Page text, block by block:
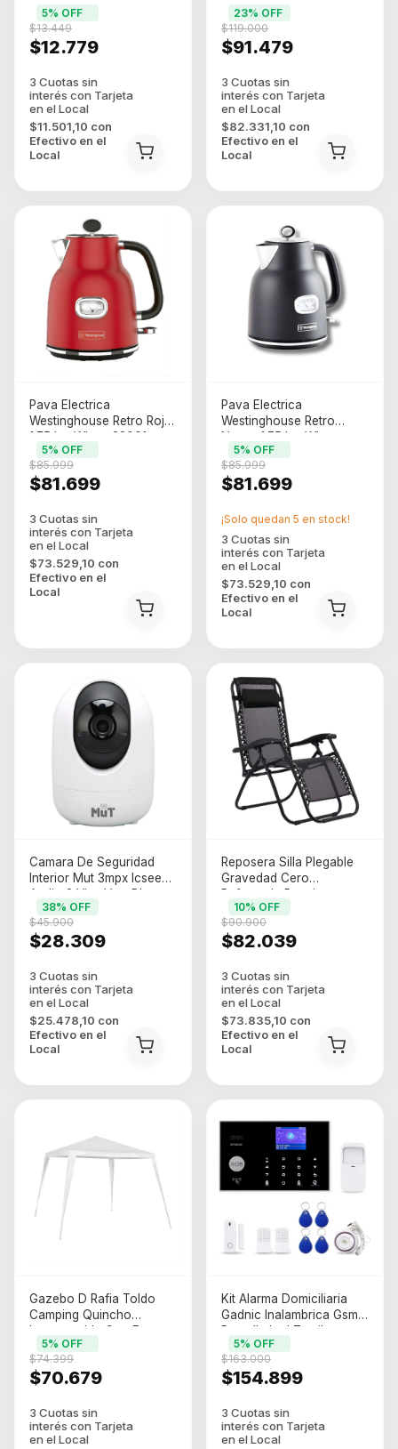
$12.779
$13.449
5% OFF
$11.501,10 con
Efectivo en el
Local
$91.479
$119.000
23% OFF
$82.331,10 con
Efectivo en el
Local
Pava Electrica
Westinghouse Retro Roja
1.75 Lts Wh-pe22001s
Rojo
$81.699
$85.999
5% OFF
$73.529,10 con
Efectivo en el
Local
Pava Electrica
Westinghouse Retro
Negro 1.75 Lts Wh-
pe22003s
$81.699
$85.999
5% OFF
$73.529,10 con
Efectivo en el
Local
¡Solo quedan 5 en stock!
Camara De Seguridad
Interior Mut 3mpx Icsee
Audio 2 Vias Vms Blanco
$28.309
$45.900
38% OFF
$25.478,10 con
Efectivo en el
Local
Reposera Silla Plegable
Gravedad Cero
Reforzada Premium
Negro
$82.039
$90.900
10% OFF
$73.835,10 con
Efectivo en el
Local
Gazebo D Rafia Toldo
Camping Quincho
Impermeable Con Estacas
Color Blanco
$70.679
$74.399
5% OFF
Kit Alarma Domiciliaria
Gadnic Inalambrica Gsm
Pantalla Led Tactil
Control Remoto Al3000
Blanco
$154.899
$163.000
5% OFF